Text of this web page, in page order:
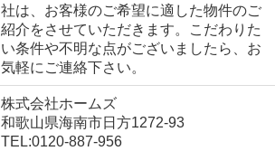
社は、お客様のご希望に適した物件のご
紹介をさせていただきます。こだわりた
い条件や不明な点がございましたら、お
気軽にご連絡下さい。
株式会社ホームズ
和歌山県海南市日方1272-93
TEL:0120-887-956